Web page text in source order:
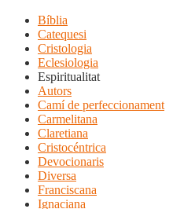
Bíblia
Catequesi
Cristologia
Eclesiologia
Espiritualitat
Autors
Camí de perfeccionament
Carmelitana
Claretiana
Cristocéntrica
Devocionaris
Diversa
Franciscana
Ignaciana